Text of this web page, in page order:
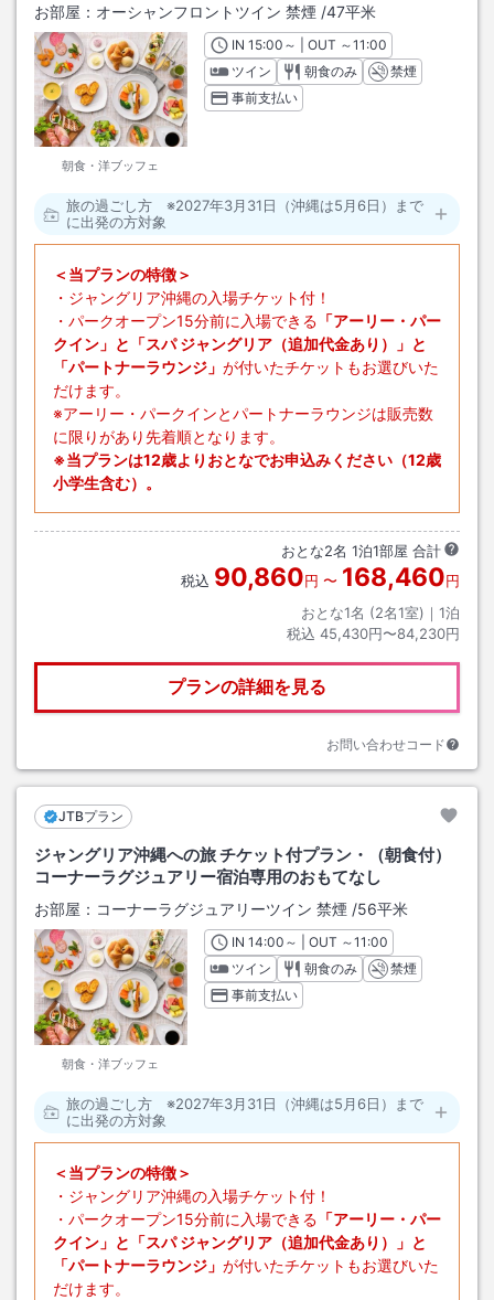
お部屋： オーシャンフロントツイン 禁煙 /47平米
朝食・洋ブッフェ
INチェックイン
15:00 ～ | OUT チェックアウト
～11:00
ツイン
朝食のみ
禁煙
事前支払い
旅の過ごし方 ※2027年3月31日（沖縄は5月6日）まで
に出発の方対象
＜当プランの特徴＞
・ジャングリア沖縄の入場チケット付！
・パークオープン15分前に入場できる 「アーリー・パー
クイン」と「スパ ジャングリア（追加代金あり）」と
「パートナーラウンジ」 が付いたチケットもお選びいた
だけます。
※アーリー・パークインとパートナーラウンジは販売数
に限りがあり先着順となります。
※当プランは12歳よりおとなでお申込みください（12歳
小学生含む）。
おとな2名 1泊1部屋 合計
税込 90,860円 〜 168,460円
おとな1名 (2名1室)｜ 1泊
税込 45,430円〜84,230円
プランの詳細を見る
お問い合わせコード
JTBプラン
ジャングリア沖縄への旅 チケット付プラン・（朝食付）
コーナーラグジュアリー宿泊専用のおもてなし
お部屋： コーナーラグジュアリーツイン 禁煙 /56平米
朝食・洋ブッフェ
INチェックイン
14:00 ～ | OUT チェックアウト
～11:00
ツイン
朝食のみ
禁煙
事前支払い
旅の過ごし方 ※2027年3月31日（沖縄は5月6日）まで
に出発の方対象
＜当プランの特徴＞
・ジャングリア沖縄の入場チケット付！
・パークオープン15分前に入場できる 「アーリー・パー
クイン」と「スパ ジャングリア（追加代金あり）」と
「パートナーラウンジ」 が付いたチケットもお選びいた
だけます。